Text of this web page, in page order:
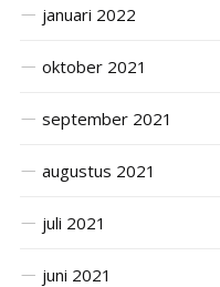
januari 2022
oktober 2021
september 2021
augustus 2021
juli 2021
juni 2021